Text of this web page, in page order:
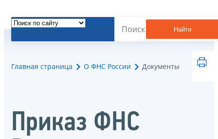
Найти
Главная страница О ФНС России Документы
Приказ ФНС